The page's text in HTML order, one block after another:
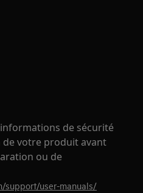
de sécurité
votre produit avant
ou de
support/user-manuals/